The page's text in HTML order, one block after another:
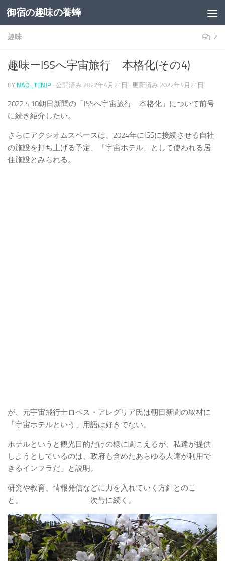
コンテンツへスキップ
御宿の趣味の養蜂
趣味 2
趣味ーISSへ宇宙旅行 本格化(その4)
BY NAO_TENJP · 公開済み 2022年4月21日 · 更新済み 2022年4月21日
2022.4.10朝日新聞の「ISSへ宇宙旅行 本格化」について前号
に続き紹介したい。
さらにアクシオムスペースは、2024年にISSに接続させる自社
の施設を打ち上げる予定、「宇宙ホテル」として使われる居
住施設とみられる。
が、元宇宙飛行士ロペス・アレグリア氏は朝日新聞の取材に
「宇宙ホテルという」用語は好きでない。
ホテルというと観光目的だけの様に聞こえるが、私達が提供
しようとしているのは、政府も含めたあらゆる人達が利用で
きるインフラだ」と説明。
研究や教育、情報発信などに力を入れていく方針とのこ
と。 次号に続く。